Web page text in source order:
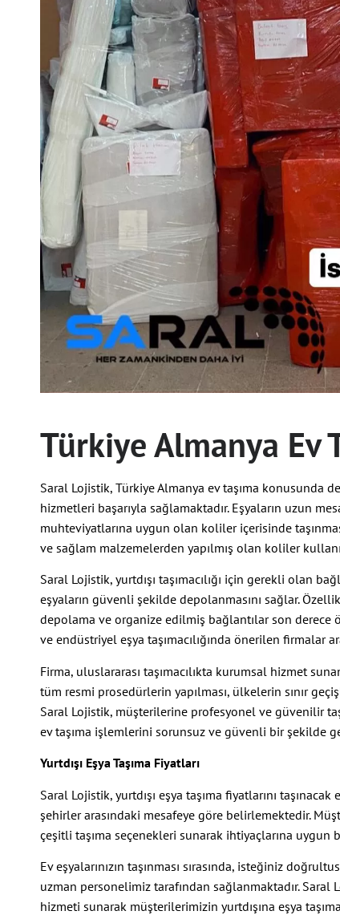
Türkiye Almanya Ev
Saral Lojistik, Türkiye Almanya ev taşıma konusunda
hizmetleri başarıyla sağlamaktadır. Eşyaların uzun
muhteviyatlarına uygun olan koliler içerisinde
ve sağlam malzemelerden yapılmış olan koliler
Saral Lojistik, yurtdışı taşımacılığı için gerekli olan
eşyaların güvenli şekilde depolanmasını sağlar.
depolama ve organize edilmiş bağlantılar son derece
ve endüstriyel eşya taşımacılığında önerilen firmalar
Firma, uluslararası taşımacılıkta kurumsal hizmet
tüm resmi prosedürlerin yapılması, ülkelerin sınır
Saral Lojistik, müşterilerine profesyonel ve güvenilir
ev taşıma işlemlerini sorunsuz ve güvenli bir şekilde
Yurtdışı Eşya Taşıma Fiyatları
Saral Lojistik, yurtdışı eşya taşıma fiyatlarını
şehirler arasındaki mesafeye göre belirlemektedir.
çeşitli taşıma seçenekleri sunarak ihtiyaçlarına uygun
Ev eşyalarınızın taşınması sırasında, isteğiniz
uzman personelimiz tarafından sağlanmaktadır. Saral
hizmeti sunarak müşterilerimizin yurtdışına eşya